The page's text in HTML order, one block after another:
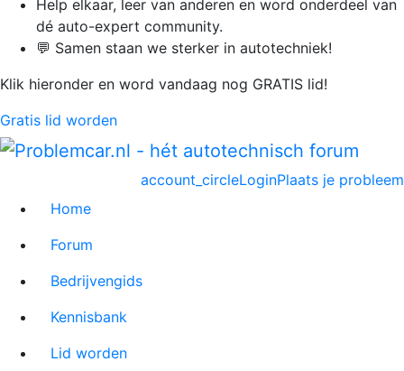
Help elkaar, leer van anderen en word onderdeel van
dé auto-expert community.
💬 Samen staan we sterker in autotechniek!
Klik hieronder en word vandaag nog GRATIS lid!
Gratis lid worden
Plaats je probleem
account_circleLogin
Home
Forum
Bedrijvengids
Kennisbank
Lid worden